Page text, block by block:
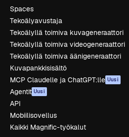
Spaces
Tekoälyavustaja
Tekoälyllä toimiva kuvageneraattori
Tekoälyllä toimiva videogeneraattori
Tekoälyllä toimiva äänigeneraattori
Kuvapankkisisältö
MCP Claudelle ja ChatGPT:lle Uusi
Agentit Uusi
API
Mobiilisovellus
Kaikki Magnific-työkalut